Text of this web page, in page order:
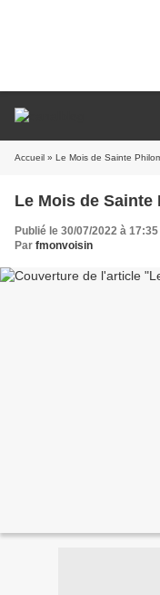
Accueil » Le Mois de Sainte
Le Mois de Sainte
Publié le 30/07/2022 à 17:35
Par fmonvoisin